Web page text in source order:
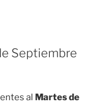
Septiembre
al Martes de